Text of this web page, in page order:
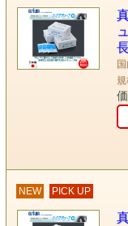
規
NEW PICK UP